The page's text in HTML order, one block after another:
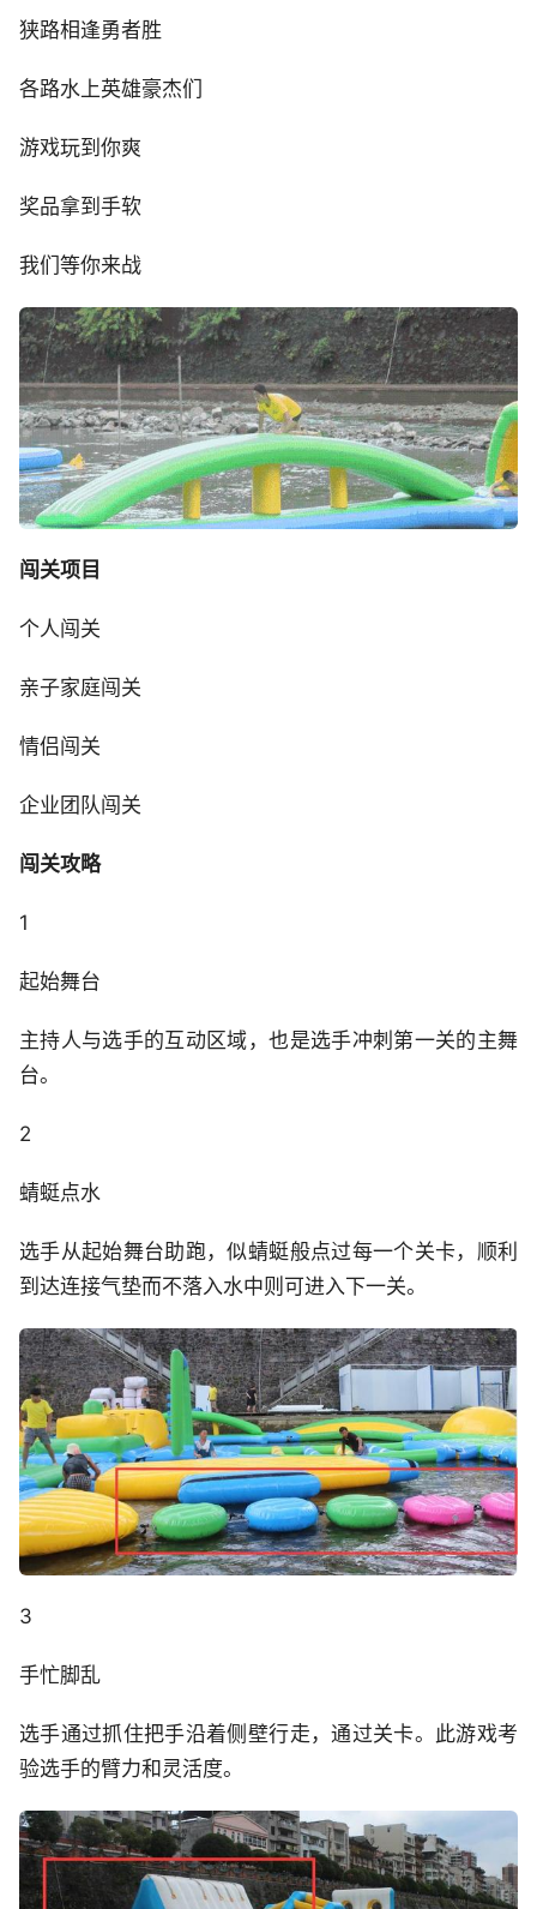
狭路相逢勇者胜
各路水上英雄豪杰们
游戏玩到你爽
奖品拿到手软
我们等你来战
闯关项目
个人闯关
亲子家庭闯关
情侣闯关
企业团队闯关
闯关攻略
1
起始舞台
主持人与选手的互动区域，也是选手冲刺第一关的主舞
台。
2
蜻蜓点水
选手从起始舞台助跑，似蜻蜓般点过每一个关卡，顺利
到达连接气垫而不落入水中则可进入下一关。
3
手忙脚乱
选手通过抓住把手沿着侧壁行走，通过关卡。此游戏考
验选手的臂力和灵活度。